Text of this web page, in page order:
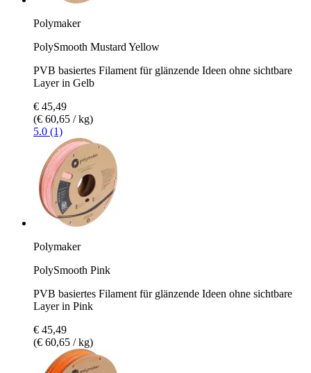
Polymaker
PolySmooth Mustard Yellow
PVB basiertes Filament für glänzende Ideen ohne sichtbare
Layer in Gelb
€ 45,49
(€ 60,65 / kg)
5.0 (1)
Polymaker
PolySmooth Pink
PVB basiertes Filament für glänzende Ideen ohne sichtbare
Layer in Pink
€ 45,49
(€ 60,65 / kg)